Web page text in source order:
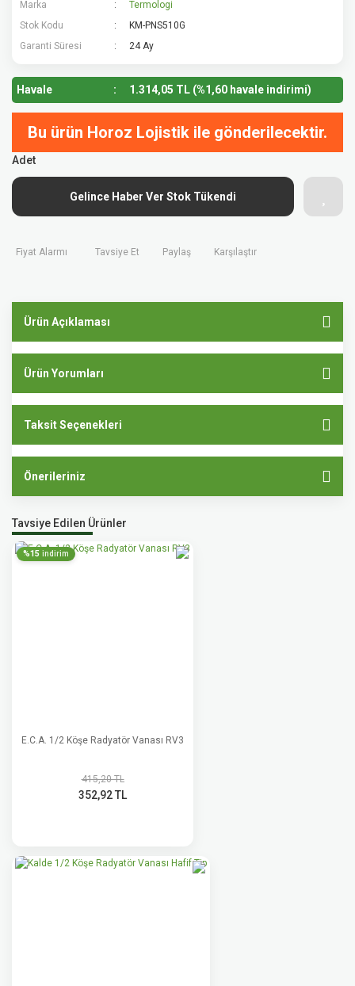
Marka
Termologi
Stok Kodu
KM-PNS510G
Garanti Süresi
24 Ay
Havale 1.314,05 TL (%1,60 havale indirimi)
Bu ürün Horoz Lojistik ile gönderilecektir.
Adet
Gelince Haber Ver Stok Tükendi
Fiyat Alarmı Tavsiye Et Paylaş Karşılaştır
Ürün Açıklaması
Ürün Yorumları
Taksit Seçenekleri
Önerileriniz
Tavsiye Edilen Ürünler
%15 indirim
E.C.A. 1/2 Köşe Radyatör Vanası RV3
415,20 TL
352,92 TL